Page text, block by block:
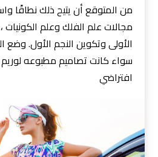
من المتوقع أن يتيح ذلك نطاقًا
مجالات علم الفلك وعلم الكونيات
الأولى وتكوين النجم الأول. وضع
سواء كانت تصاميم مطبوعه
افتراضي